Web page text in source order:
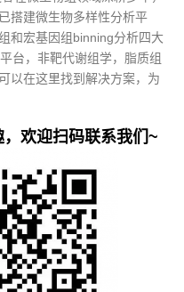
搭建微生物多样性分析平
和宏基因组binning分析四大
台，非靶代谢组学，脂质组
以在这里找到解决方案，为
欢迎扫码联系我们~